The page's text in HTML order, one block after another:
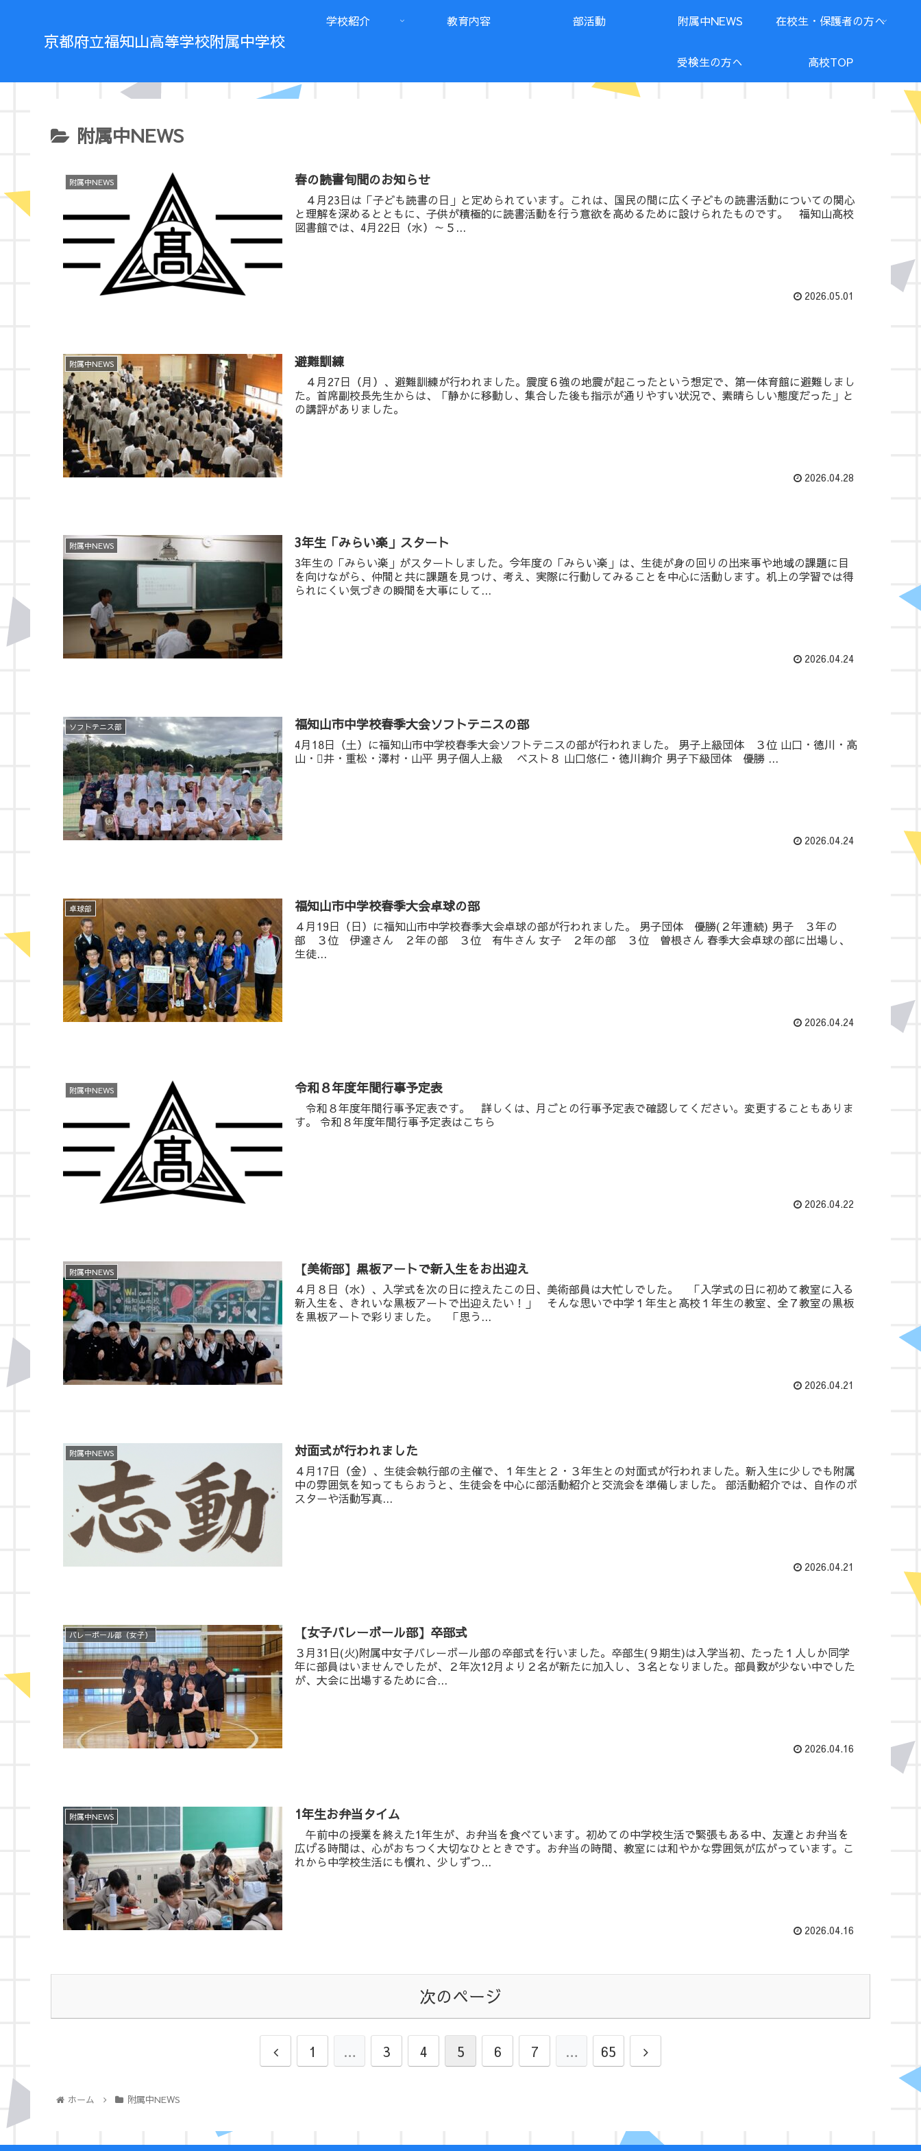
京都府立福知山高等学校附属中学校
学校紹介 教育内容 部活動 附属中NEWS 在校生・保護者の方へ
受検生の方へ 高校TOP
附属中NEWS
附属中NEWS 春の読書旬間のお知らせ
４月23日は「子ども読書の日」と定められています。これは、国民の間に広く子どもの読書活動についての関心
と理解を深めるとともに、子供が積極的に読書活動を行う意欲を高めるために設けられたものです。 福知山高校
図書館では、4月22日（水）～５...
2026.05.01
附属中NEWS 避難訓練
４月27日（月）、避難訓練が行われました。震度６強の地震が起こったという想定で、第一体育館に避難しまし
た。首席副校長先生からは、「静かに移動し、集合した後も指示が通りやすい状況で、素晴らしい態度だった」と
の講評がありました。
2026.04.28
附属中NEWS 3年生「みらい楽」スタート
3年生の「みらい楽」がスタートしました。今年度の「みらい楽」は、生徒が身の回りの出来事や地域の課題に目
を向けながら、仲間と共に課題を見つけ、考え、実際に行動してみることを中心に活動します。机上の学習では得
られにくい気づきの瞬間を大事にして...
2026.04.24
ソフトテニス部 福知山市中学校春季大会ソフトテニスの部
4月18日（土）に福知山市中学校春季大会ソフトテニスの部が行われました。 男子上級団体 ３位 山口・徳川・高
山・井・重松・澤村・山平 男子個人上級 ベスト８ 山口悠仁・徳川絢介 男子下級団体 優勝 ...
2026.04.24
卓球部 福知山市中学校春季大会卓球の部
４月19日（日）に福知山市中学校春季大会卓球の部が行われました。 男子団体 優勝(２年連続) 男子 ３年の
部 ３位 伊達さん ２年の部 ３位 有牛さん 女子 ２年の部 ３位 曽根さん 春季大会卓球の部に出場し、
生徒...
2026.04.24
附属中NEWS 令和８年度年間行事予定表
令和８年度年間行事予定表です。 詳しくは、月ごとの行事予定表で確認してください。変更することもありま
す。 令和８年度年間行事予定表はこちら
2026.04.22
附属中NEWS 【美術部】黒板アートで新入生をお出迎え
４月８日（水）、入学式を次の日に控えたこの日、美術部員は大忙しでした。 「入学式の日に初めて教室に入る
新入生を、きれいな黒板アートで出迎えたい！」 そんな思いで中学１年生と高校１年生の教室、全７教室の黒板
を黒板アートで彩りました。 「思う...
2026.04.21
附属中NEWS 対面式が行われました
４月17日（金）、生徒会執行部の主催で、１年生と２・３年生との対面式が行われました。新入生に少しでも附属
中の雰囲気を知ってもらおうと、生徒会を中心に部活動紹介と交流会を準備しました。 部活動紹介では、自作のポ
スターや活動写真...
2026.04.21
バレーボール部（女子） 【女子バレーボール部】卒部式
３月31日(火)附属中女子バレーボール部の卒部式を行いました。卒部生(９期生)は入学当初、たった１人しか同学
年に部員はいませんでしたが、２年次12月より２名が新たに加入し、３名となりました。部員数が少ない中でした
が、大会に出場するために合...
2026.04.16
附属中NEWS 1年生お弁当タイム
午前中の授業を終えた1年生が、お弁当を食べています。初めての中学校生活で緊張もある中、友達とお弁当を
広げる時間は、心がおちつく大切なひとときです。お弁当の時間、教室には和やかな雰囲気が広がっています。こ
れから中学校生活にも慣れ、少しずつ...
2026.04.16
次のページ
1 … 3 4 5 6 7 … 65
ホーム 附属中NEWS